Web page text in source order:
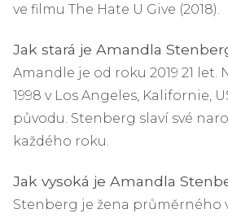
ve filmu The Hate U Give (2018).
Jak stará je Amandla
Amandle je od roku 2019 21 let.
1998 v Los Angeles, Kalifornie,
původu. Stenberg slaví své
každého roku.
Jak vysoká je Amandla
Stenberg je žena průměrného